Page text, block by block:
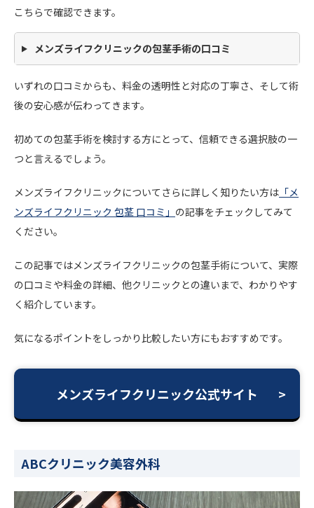
こちらで確認できます。
メンズライフクリニックの包茎手術の口コミ
いずれの口コミからも、料金の透明性と対応の丁寧さ、そして術
後の安心感が伝わってきます。
初めての包茎手術を検討する方にとって、信頼できる選択肢の一
つと言えるでしょう。
メンズライフクリニックについてさらに詳しく知りたい方は 「メ
ンズライフクリニック 包茎 口コミ」 の記事をチェックしてみて
ください。
この記事ではメンズライフクリニックの包茎手術について、実際
の口コミや料金の詳細、他クリニックとの違いまで、わかりやす
く紹介しています。
気になるポイントをしっかり比較したい方にもおすすめです。
メンズライフクリニック公式サイト
ABCクリニック美容外科